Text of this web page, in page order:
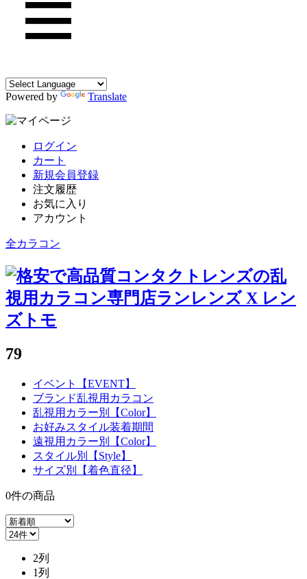
Powered by Translate
ログイン
カート
新規会員登録
注文履歴
お気に入り
アカウント
全カラコン
79
イベント【EVENT】
ブランド乱視用カラコン
乱視用カラー別【Color】
お好みスタイル装着期間
遠視用カラー別【Color】
スタイル別【Style】
サイズ別【着色直径】
0件の商品
2列
1列